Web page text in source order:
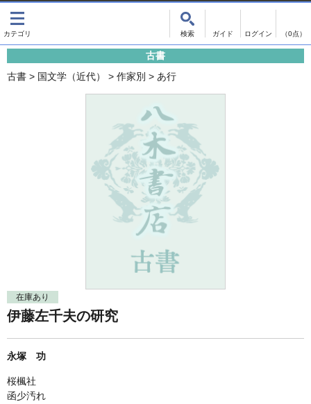
（0点）
影印資料
単行本◆日本語史
単行本◆美術
Ｗｅｂ版
美本なし
書誌学・目録
古書目録
画像がある商品のみ検索
古書
古書 > 国文学（近代） > 作家別 > あ行
在庫あり
伊藤左千夫の研究
永塚 功
桜楓社
函少汚れ